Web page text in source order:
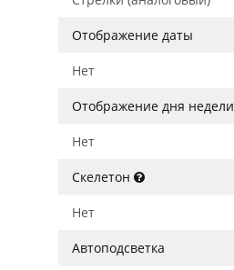
Отображение даты
Нет
Отображение дня недели
Нет
Скелетон
Нет
Автоподсветка